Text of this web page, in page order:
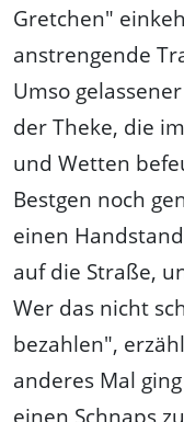
Gretchen"
anstrengende
Umso
der Theke, die
und Wetten
Bestgen noch
einen
auf die Straße,
Wer das nicht
bezahlen",
anderes Mal